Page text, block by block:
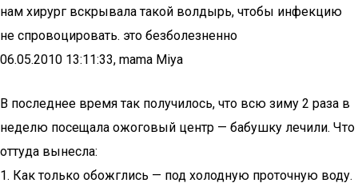
нам хирург вскрывала такой волдырь, чтобы инфекцию
не спровоцировать. это безболезненно
06.05.2010 13:11:33, mama Miya
В последнее время так получилось, что всю зиму 2 раза в
неделю посещала ожоговый центр — бабушку лечили. Что
оттуда вынесла:
1. Как только обожглись — под холодную проточную воду.